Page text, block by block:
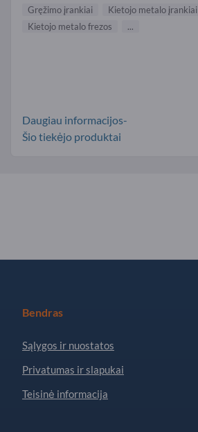
Gręžimo įrankiai
Kietojo metalo įrankiai
Kietojo metalo frezos
...
Daugiau informacijos-
Šio tiekėjo produktai
Bendras
Sąlygos ir nuostatos
Privatumas ir slapukai
Teisinė informacija